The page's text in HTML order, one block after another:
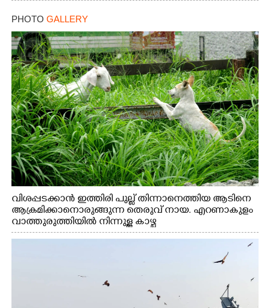
PHOTO GALLERY
വിശപ്പടക്കാൻ ഇത്തിരി പുല്ല് തിന്നാനെത്തിയ ആടിനെ
ആക്രമിക്കാനൊരുങ്ങുന്ന തെരുവ് നായ. എറണാകുളം
വാത്തുരുത്തിയിൽ നിന്നുള്ള കാഴ്ച